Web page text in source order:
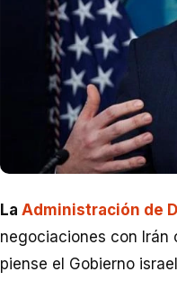
La Administración de
negociaciones con Irán
piense el Gobierno